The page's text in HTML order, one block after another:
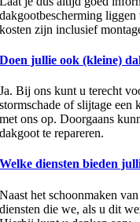
dakgootbescherming liggen
kosten zijn inclusief
Doen jullie ook (kleine)
Ja. Bij ons kunt u terecht
stormschade of slijtage een
met ons op. Doorgaans
dakgoot te repareren.
Welke diensten bieden
Naast het schoonmaken
diensten die we, als u dit